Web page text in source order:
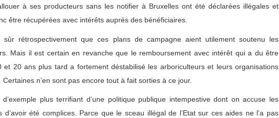
à ses producteurs sans les notifier à Bruxelles ont été déclarées illégales et
être récupérées avec intérêts auprès des bénéficiaires.
sûr rétrospectivement que ces plans de campagne aient utilement soutenu les
Mais il est certain en revanche que le remboursement avec intérêt qui a du être
et 20 ans plus tard a fortement déstabilisé les arboriculteurs et leurs organisations
Certaines n’en sont pas encore tout à fait sorties à ce jour.
d’exemple plus terrifiant d’une politique publique intempestive dont on accuse les
d’avoir été complices. Parce que le sceau illégal de l’Etat sur ces aides ne l’a pas